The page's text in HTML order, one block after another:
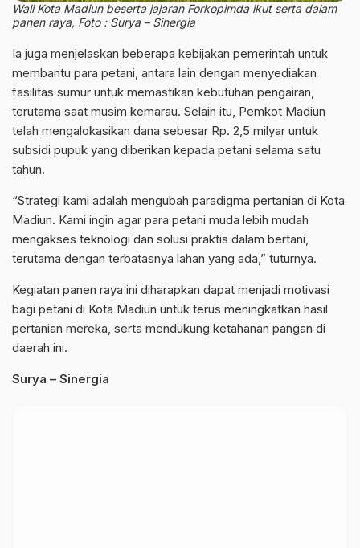
Wali Kota Madiun beserta jajaran Forkopimda ikut serta dalam
panen raya, Foto : Surya – Sinergia
Ia juga menjelaskan beberapa kebijakan pemerintah untuk
membantu para petani, antara lain dengan menyediakan
fasilitas sumur untuk memastikan kebutuhan pengairan,
terutama saat musim kemarau. Selain itu, Pemkot Madiun
telah mengalokasikan dana sebesar Rp. 2,5 milyar untuk
subsidi pupuk yang diberikan kepada petani selama satu
tahun.
“Strategi kami adalah mengubah paradigma pertanian di Kota
Madiun. Kami ingin agar para petani muda lebih mudah
mengakses teknologi dan solusi praktis dalam bertani,
terutama dengan terbatasnya lahan yang ada,” tuturnya.
Kegiatan panen raya ini diharapkan dapat menjadi motivasi
bagi petani di Kota Madiun untuk terus meningkatkan hasil
pertanian mereka, serta mendukung ketahanan pangan di
daerah ini.
Surya – Sinergia